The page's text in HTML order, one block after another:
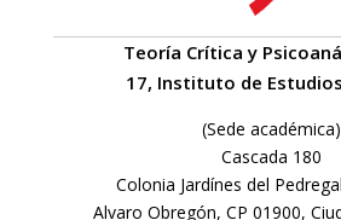
Teoría Crítica y
17, Instituto de
(Sede académica)
Cascada 180
Colonia Jardínes del
Alvaro Obregón, CP 01900,